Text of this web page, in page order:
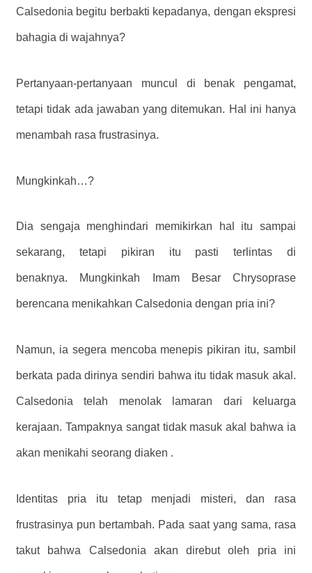
Calsedonia begitu berbakti kepadanya, dengan ekspresi
bahagia di wajahnya?
Pertanyaan-pertanyaan muncul di benak pengamat,
tetapi tidak ada jawaban yang ditemukan. Hal ini hanya
menambah rasa frustrasinya.
Mungkinkah…?
Dia sengaja menghindari memikirkan hal itu sampai
sekarang, tetapi pikiran itu pasti terlintas di
benaknya. Mungkinkah Imam Besar Chrysoprase
berencana menikahkan Calsedonia dengan pria ini?
Namun, ia segera mencoba menepis pikiran itu, sambil
berkata pada dirinya sendiri bahwa itu tidak masuk akal.
Calsedonia telah menolak lamaran dari keluarga
kerajaan. Tampaknya sangat tidak masuk akal bahwa ia
akan menikahi seorang diaken .
Identitas pria itu tetap menjadi misteri, dan rasa
frustrasinya pun bertambah. Pada saat yang sama, rasa
takut bahwa Calsedonia akan direbut oleh pria ini